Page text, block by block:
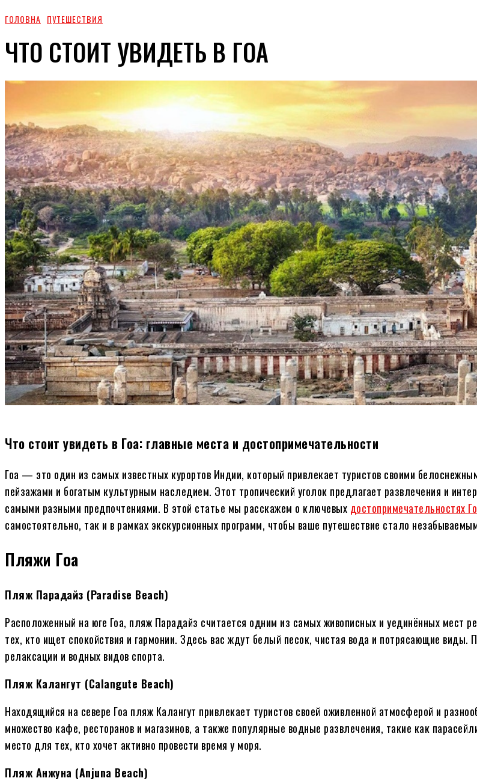
ГОЛОВНА ПУТЕШЕСТВИЯ
ЧТО СТОИТ УВИДЕТЬ В ГОА
Что стоит увидеть в Гоа: главные места и достопримечательности
Гоа — это один из самых известных курортов Индии, который привлекает туристов своими
пейзажами и богатым культурным наследием. Этот тропический уголок предлагает развлечения и
самыми разными предпочтениями. В этой статье мы расскажем о ключевых достопримечательностях
самостоятельно, так и в рамках экскурсионных программ, чтобы ваше путешествие стало
Пляжи Гоа
Пляж Парадайз (Paradise Beach)
Расположенный на юге Гоа, пляж Парадайз считается одним из самых живописных и уединённых мест
тех, кто ищет спокойствия и гармонии. Здесь вас ждут белый песок, чистая вода и потрясающие
релаксации и водных видов спорта.
Пляж Калангут (Calangute Beach)
Находящийся на севере Гоа пляж Калангут привлекает туристов своей оживленной атмосферой и
множество кафе, ресторанов и магазинов, а также популярные водные развлечения, такие как
место для тех, кто хочет активно провести время у моря.
Пляж Анжуна (Anjuna Beach)